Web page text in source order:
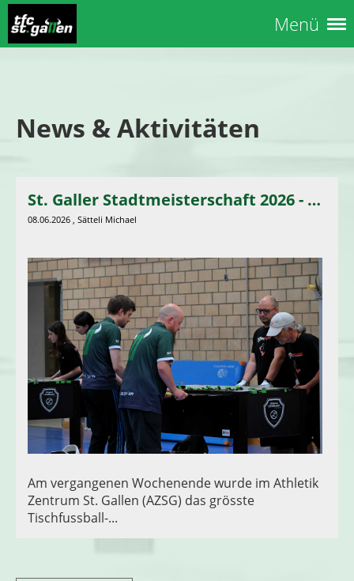
Menü
News & Aktivitäten
St. Galler Stadtmeisterschaft 2026 - DANKE!
08.06.2026 , Sätteli Michael
Am vergangenen Wochenende wurde im Athletik
Zentrum St. Gallen (AZSG) das grösste
Tischfussball-...